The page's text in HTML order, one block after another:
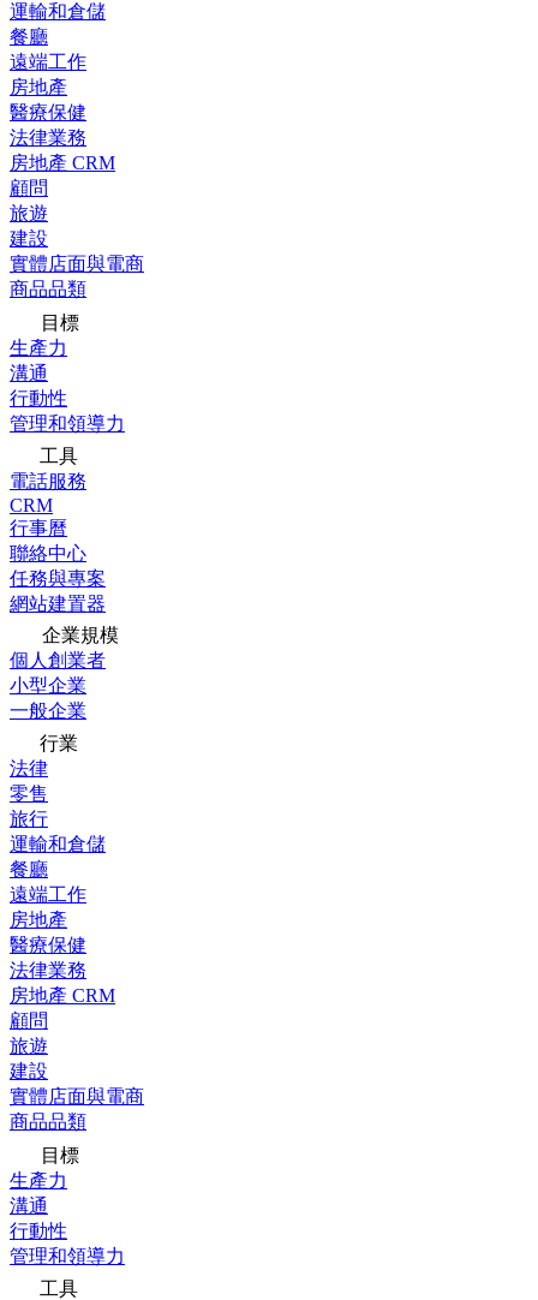
運輸和倉儲
餐廳
遠端工作
房地產
醫療保健
法律業務
房地產 CRM
顧問
旅遊
建設
實體店面與電商
商品品類
目標
生產力
溝通
行動性
管理和領導力
工具
電話服務
CRM
行事曆
聯絡中心
任務與專案
網站建置器
企業規模
個人創業者
小型企業
一般企業
行業
法律
零售
旅行
運輸和倉儲
餐廳
遠端工作
房地產
醫療保健
法律業務
房地產 CRM
顧問
旅遊
建設
實體店面與電商
商品品類
目標
生產力
溝通
行動性
管理和領導力
工具